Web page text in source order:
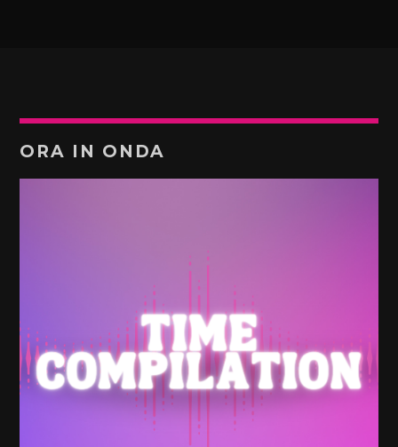
ORA IN ONDA